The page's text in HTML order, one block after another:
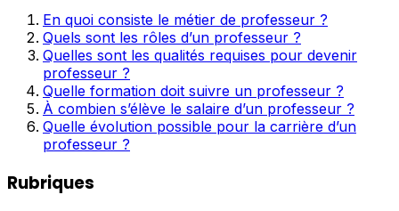
En quoi consiste le métier de professeur ?
Quels sont les rôles d’un professeur ?
Quelles sont les qualités requises pour devenir
professeur ?
Quelle formation doit suivre un professeur ?
À combien s’élève le salaire d’un professeur ?
Quelle évolution possible pour la carrière d’un
professeur ?
Rubriques